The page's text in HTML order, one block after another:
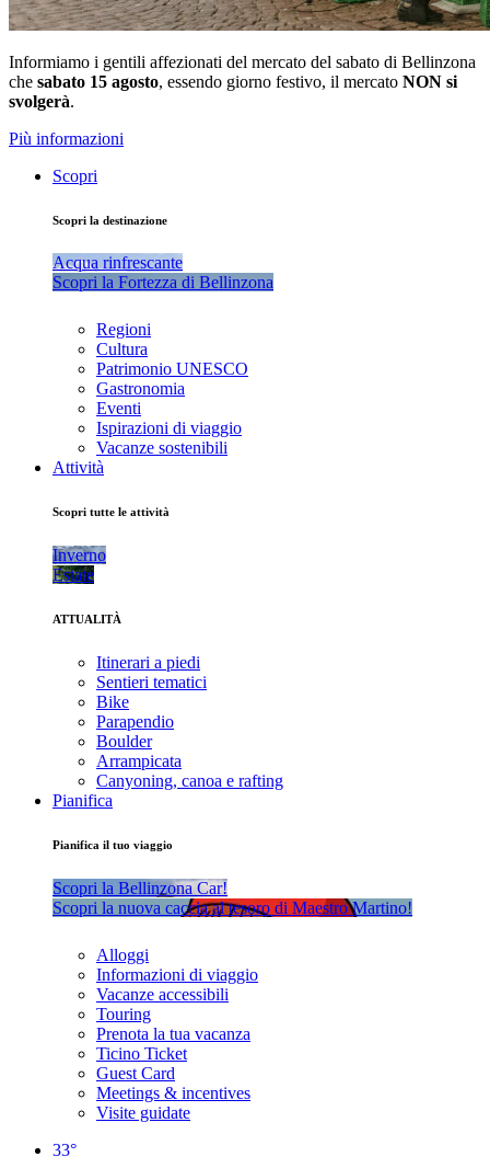
Informiamo i gentili affezionati del mercato del sabato di Bellinzona
che sabato 15 agosto, essendo giorno festivo, il mercato NON si
svolgerà.
Più informazioni
Scopri
Scopri la destinazione
Acqua rinfrescante
Scopri la Fortezza di Bellinzona
Regioni
Cultura
Patrimonio UNESCO
Gastronomia
Eventi
Ispirazioni di viaggio
Vacanze sostenibili
Attività
Scopri tutte le attività
Inverno
Estate
ATTUALITÀ
Itinerari a piedi
Sentieri tematici
Bike
Parapendio
Boulder
Arrampicata
Canyoning, canoa e rafting
Pianifica
Pianifica il tuo viaggio
Scopri la Bellinzona Car!
Scopri la nuova caccia al tesoro di Maestro Martino!
Alloggi
Informazioni di viaggio
Vacanze accessibili
Touring
Prenota la tua vacanza
Ticino Ticket
Guest Card
Meetings & incentives
Visite guidate
33°